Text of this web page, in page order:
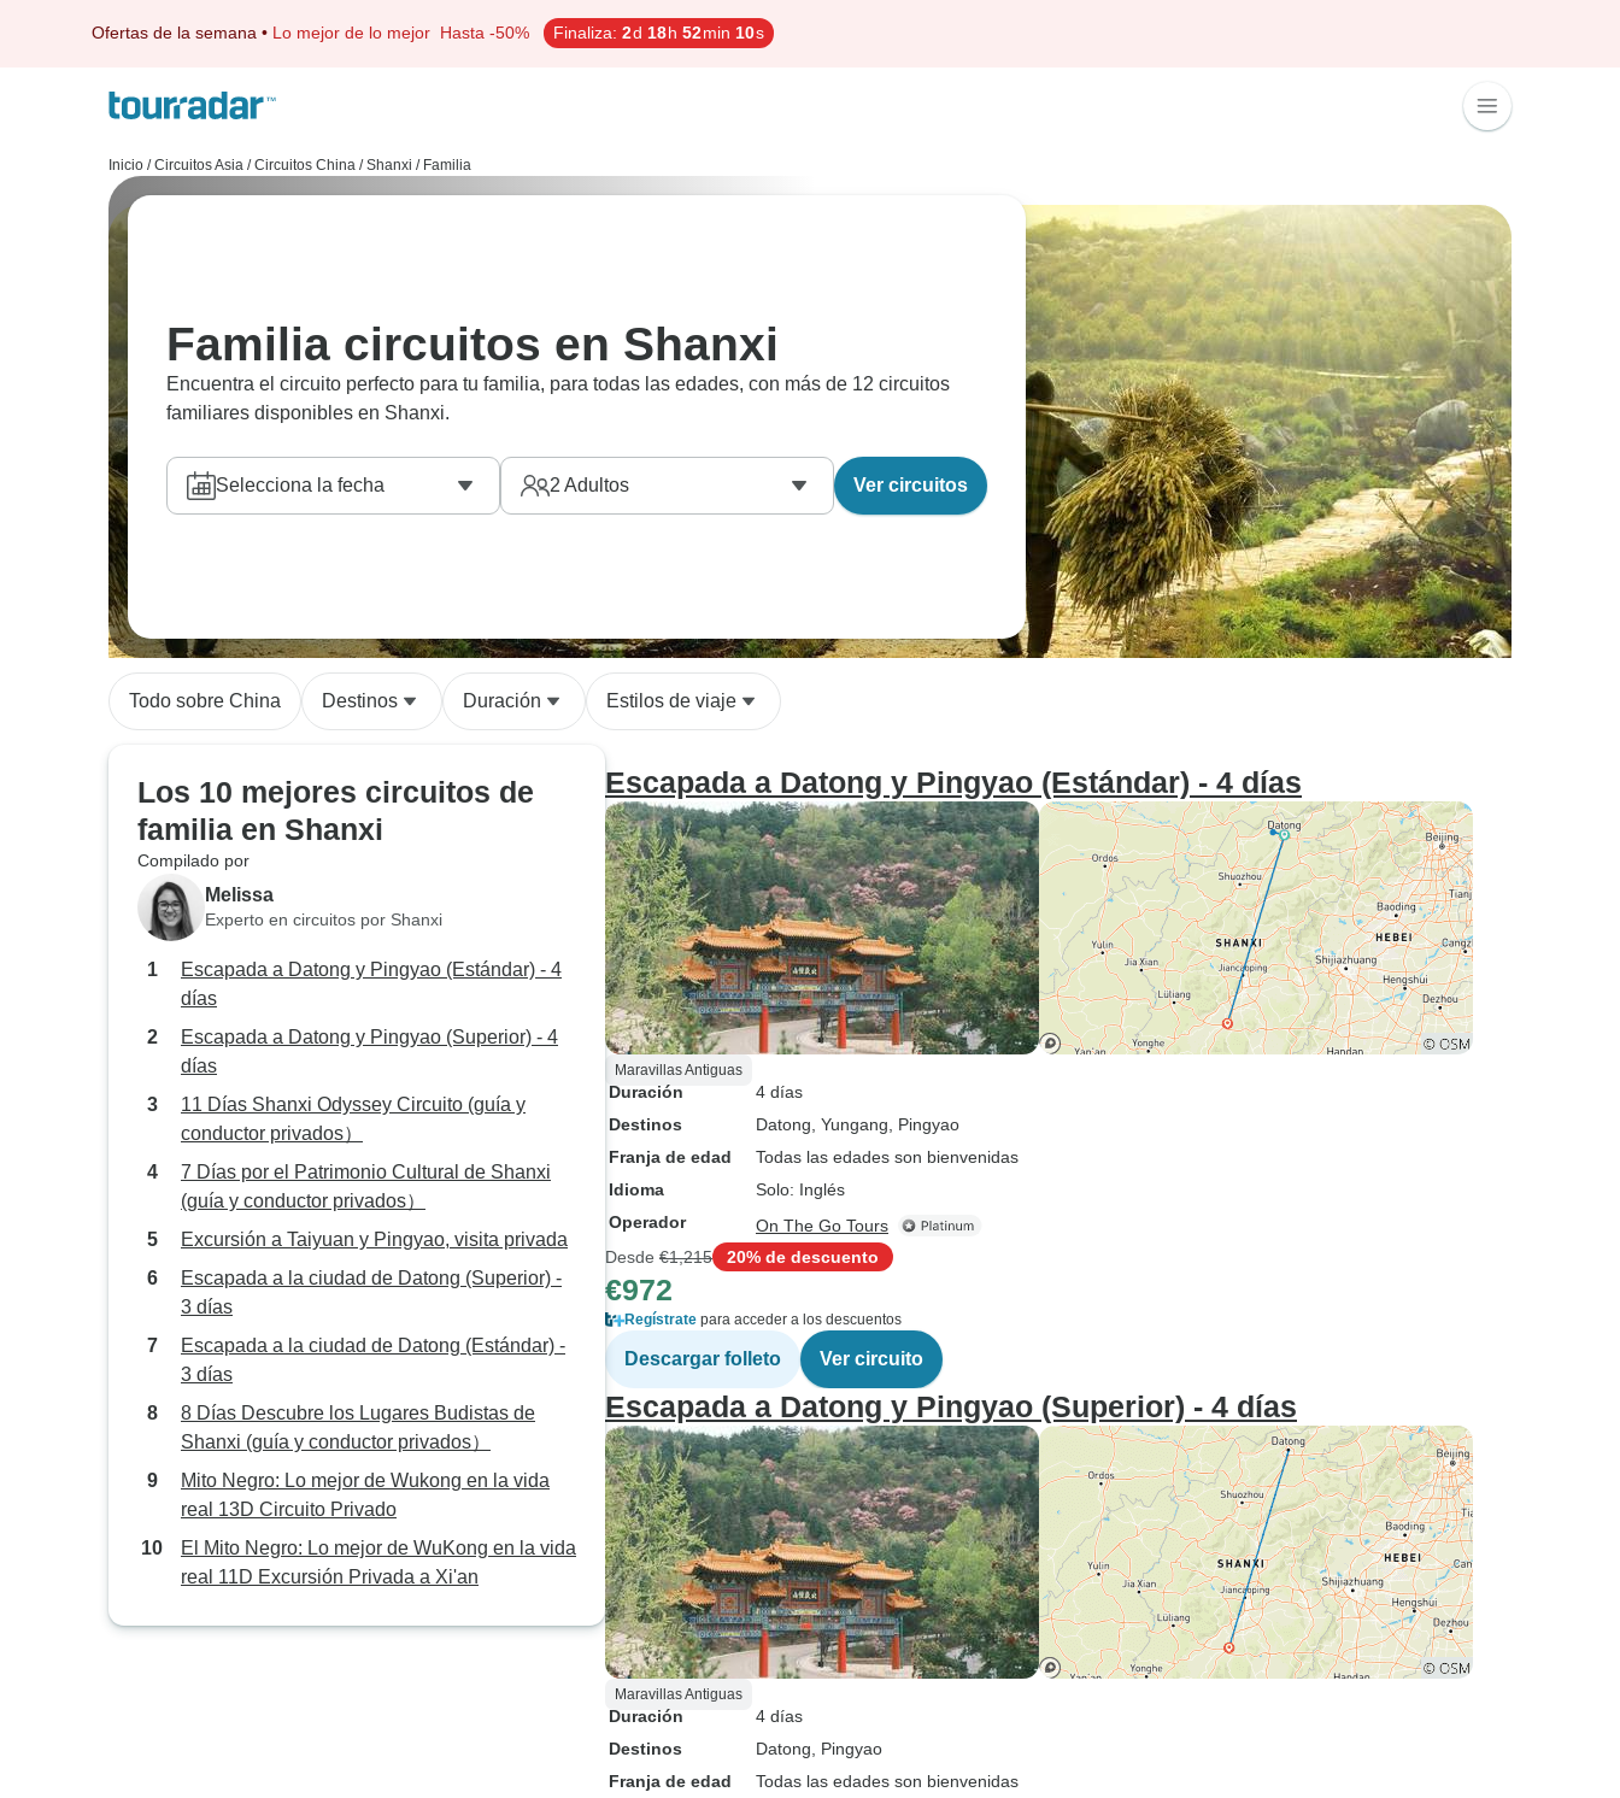
Ofertas de la semana • Lo mejor de lo mejor Hasta -50% Finaliza: 2d 18h 52min 9s
Inicio / Circuitos Asia / Circuitos China / Shanxi / Familia
Familia circuitos en Shanxi
Encuentra el circuito perfecto para tu familia, para todas las edades, con más de 12 circuitos
familiares disponibles en Shanxi.
Selecciona la fecha 2 Adultos Ver circuitos
Todo sobre China Destinos Duración Estilos de viaje
Los 10 mejores circuitos de
familia en Shanxi
Compilado por
Melissa
Experto en circuitos por Shanxi
Escapada a Datong y Pingyao (Estándar) - 4
días
Escapada a Datong y Pingyao (Superior) - 4
días
11 Días Shanxi Odyssey Circuito (guía y
conductor privados）
7 Días por el Patrimonio Cultural de Shanxi
(guía y conductor privados）
Excursión a Taiyuan y Pingyao, visita privada
Escapada a la ciudad de Datong (Superior) -
3 días
Escapada a la ciudad de Datong (Estándar) -
3 días
8 Días Descubre los Lugares Budistas de
Shanxi (guía y conductor privados）
Mito Negro: Lo mejor de Wukong en la vida
real 13D Circuito Privado
El Mito Negro: Lo mejor de WuKong en la vida
real 11D Excursión Privada a Xi'an
Escapada a Datong y Pingyao (Estándar) - 4 días
Maravillas Antiguas
Duración
4 días
Destinos
Datong , Yungang , Pingyao
Franja de edad
Todas las edades son bienvenidas
Idioma
Solo: Inglés
Operador
On The Go Tours
Desde €1,215 20% de descuento
€972
Regístrate para acceder a los descuentos
Descargar folleto Ver circuito
Escapada a Datong y Pingyao (Superior) - 4 días
Maravillas Antiguas
Duración
4 días
Destinos
Datong , Pingyao
Franja de edad
Todas las edades son bienvenidas